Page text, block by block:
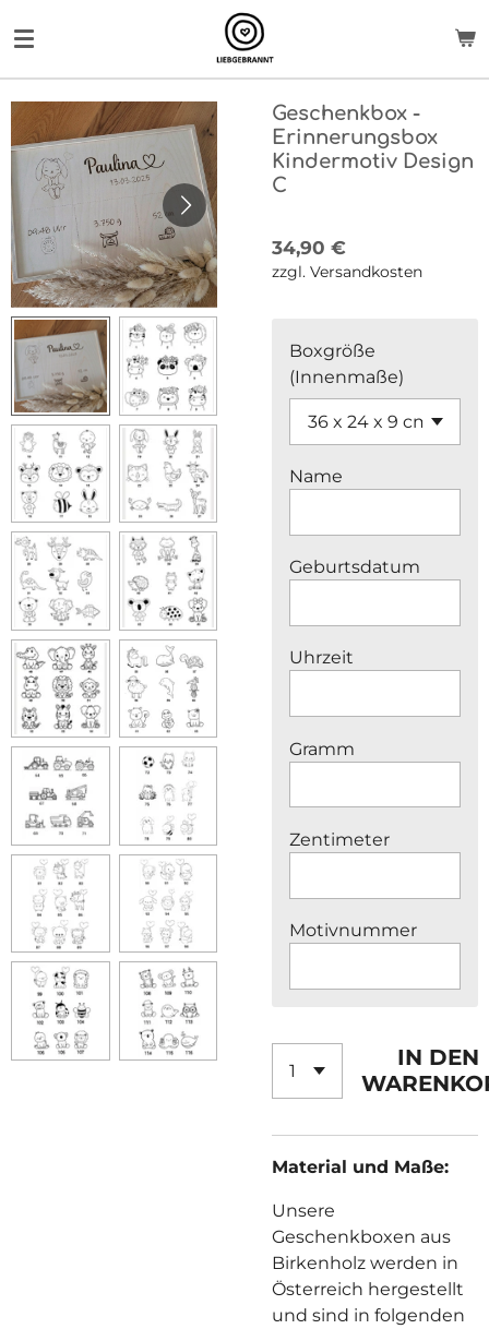
Hauptinhalt
springen
Geschenkbox -
Erinnerungsbox
Kindermotiv Design
C
34,90 €
zzgl. Versandkosten
Boxgröße
(Innenmaße)
Name
Geburtsdatum
Uhrzeit
Gramm
Zentimeter
Motivnummer
IN DEN
Material und Maße:
Unsere
Geschenkboxen aus
Birkenholz werden in
Österreich hergestellt
und sind in folgenden